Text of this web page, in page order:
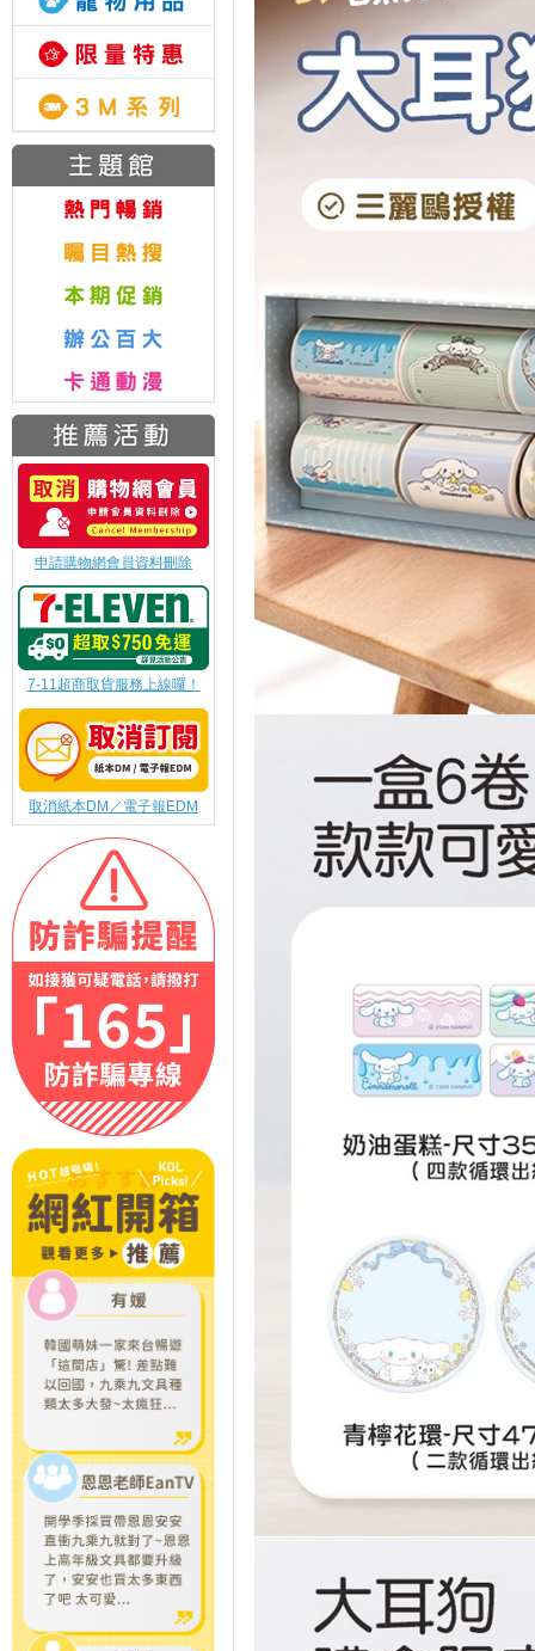
申請購物網會員資料刪除
7-11超商取貨服務上線囉！
取消紙本DM／電子報EDM